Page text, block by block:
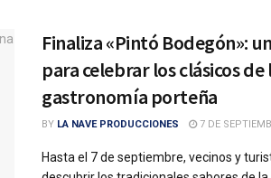
Finaliza «Pintó Bodegón»:
para celebrar los clásicos de
gastronomía porteña
BY LA NAVE PRODUCCIONES 7 DE
Hasta el 7 de septiembre, vecinos y